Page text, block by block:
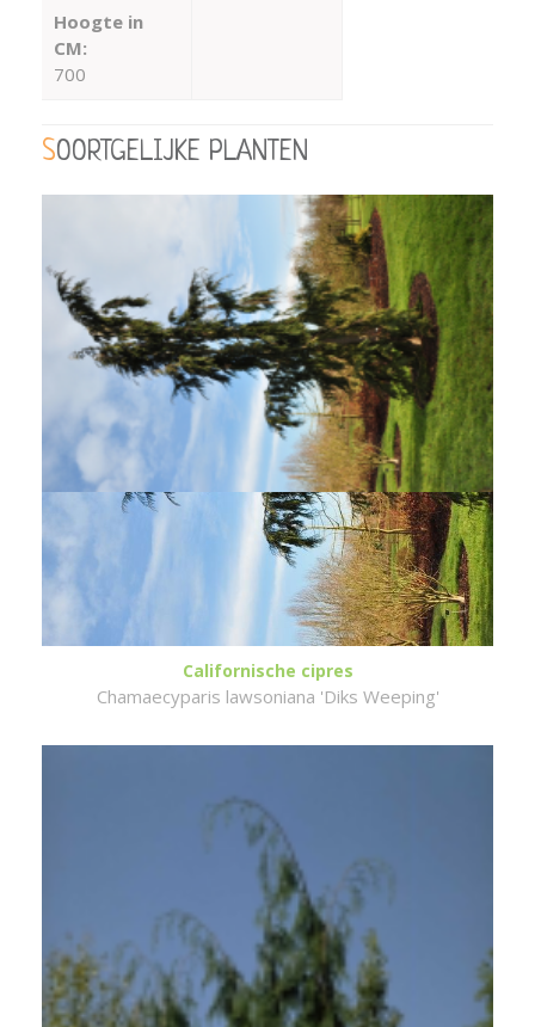
Hoogte in
CM:
700
SOORTGELIJKE PLANTEN
Californische cipres
Chamaecyparis lawsoniana 'Diks Weeping'